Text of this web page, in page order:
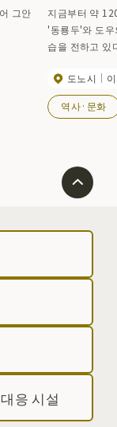
그안
지금부터 약
'동룡두'와 도
습을 전하고 있
도노시
역사·문화
응 시설